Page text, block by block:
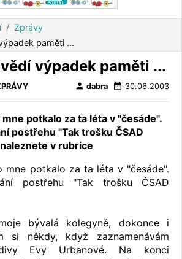
Zprávy
paměti ...
výpadek paměti ...
person dabra date_range 30.06.2003
mne potkalo za ta léta v "česáde".
postřehu "Tak trošku ČSAD
v rubrice
mne potkalo za ta léta v "česáde".
postřehu "Tak trošku ČSAD
bývalá kolegyně, dokonce i
si někdy, když zaznamenávám
Evy Urbanové. Na konci